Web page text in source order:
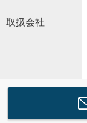
取扱会社